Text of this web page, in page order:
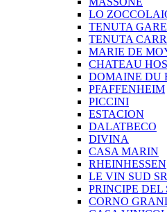
LO
TENUTA
TENUTA
MARIE DE
CHATEAU
DOMAINE DU
PFAFFENHEIM
PICCINI
ESTACION
DALATBECO
DIVINA
CASA MARIN
RHEINHESSEN
LE VIN SUD
PRINCIPE DEL
CORNO